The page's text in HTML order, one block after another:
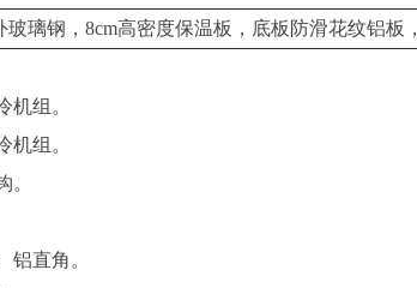
玻璃钢，8cm高密度保温板，底板防滑花纹铝
组。
机组。
。
铝直角。